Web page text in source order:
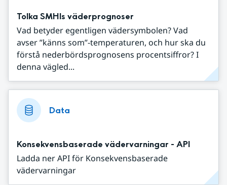
Tolka SMHIs väderprognoser
Vad betyder egentligen vädersymbolen? Vad
avser ”känns som”-temperaturen, och hur ska du
förstå nederbördsprognosens procentsiffror? I
denna vägled...
Data
Konsekvensbaserade vädervarningar - API
Ladda ner API för Konsekvensbaserade
vädervarningar